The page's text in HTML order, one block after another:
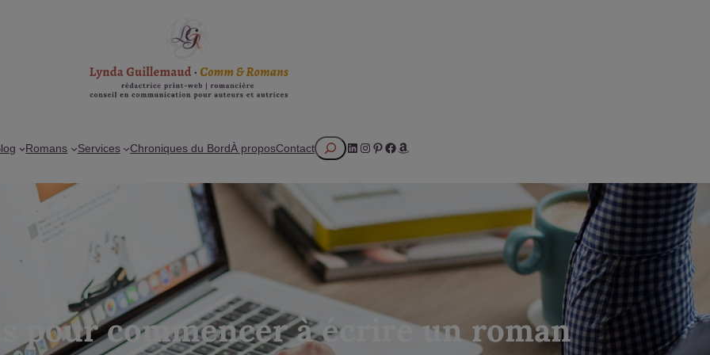
Romans Services Chroniques du BordÀ proposContactRechercherLinkedIn
Instagram
Pinterest
Facebook
Amazon
pour commencer à écrire un roman